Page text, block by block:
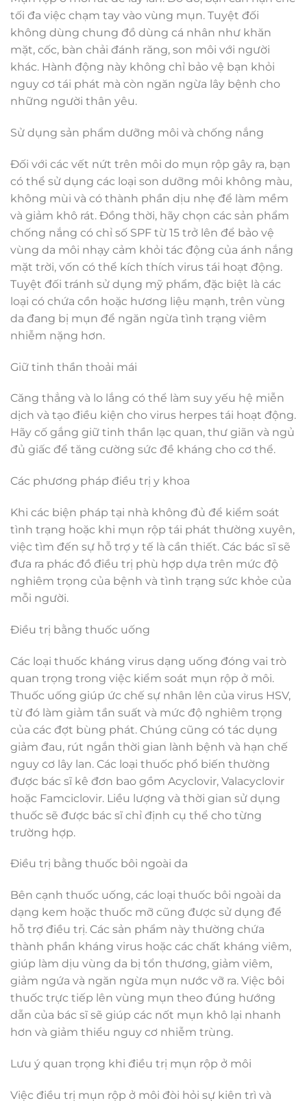
tối đa việc chạm tay vào vùng mụn. Tuyệt đối
không dùng chung đồ dùng cá nhân như khăn
mặt, cốc, bàn chải đánh răng, son môi với người
khác. Hành động này không chỉ bảo vệ bạn khỏi
nguy cơ tái phát mà còn ngăn ngừa lây bệnh cho
những người thân yêu.
Sử dụng sản phẩm dưỡng môi và chống nắng
Đối với các vết nứt trên môi do mụn rộp gây ra, bạn
có thể sử dụng các loại son dưỡng môi không màu,
không mùi và có thành phần dịu nhẹ để làm mềm
và giảm khô rát. Đồng thời, hãy chọn các sản phẩm
chống nắng có chỉ số SPF từ 15 trở lên để bảo vệ
vùng da môi nhạy cảm khỏi tác động của ánh nắng
mặt trời, vốn có thể kích thích virus tái hoạt động.
Tuyệt đối tránh sử dụng mỹ phẩm, đặc biệt là các
loại có chứa cồn hoặc hương liệu mạnh, trên vùng
da đang bị mụn để ngăn ngừa tình trạng viêm
nhiễm nặng hơn.
Giữ tinh thần thoải mái
Căng thẳng và lo lắng có thể làm suy yếu hệ miễn
dịch và tạo điều kiện cho virus herpes tái hoạt động.
Hãy cố gắng giữ tinh thần lạc quan, thư giãn và ngủ
đủ giấc để tăng cường sức đề kháng cho cơ thể.
Các phương pháp điều trị y khoa
Khi các biện pháp tại nhà không đủ để kiểm soát
tình trạng hoặc khi mụn rộp tái phát thường xuyên,
việc tìm đến sự hỗ trợ y tế là cần thiết. Các bác sĩ sẽ
đưa ra phác đồ điều trị phù hợp dựa trên mức độ
nghiêm trọng của bệnh và tình trạng sức khỏe của
mỗi người.
Điều trị bằng thuốc uống
Các loại thuốc kháng virus dạng uống đóng vai trò
quan trọng trong việc kiểm soát mụn rộp ở môi.
Thuốc uống giúp ức chế sự nhân lên của virus HSV,
từ đó làm giảm tần suất và mức độ nghiêm trọng
của các đợt bùng phát. Chúng cũng có tác dụng
giảm đau, rút ngắn thời gian lành bệnh và hạn chế
nguy cơ lây lan. Các loại thuốc phổ biến thường
được bác sĩ kê đơn bao gồm Acyclovir, Valacyclovir
hoặc Famciclovir. Liều lượng và thời gian sử dụng
thuốc sẽ được bác sĩ chỉ định cụ thể cho từng
trường hợp.
Điều trị bằng thuốc bôi ngoài da
Bên cạnh thuốc uống, các loại thuốc bôi ngoài da
dạng kem hoặc thuốc mỡ cũng được sử dụng để
hỗ trợ điều trị. Các sản phẩm này thường chứa
thành phần kháng virus hoặc các chất kháng viêm,
giúp làm dịu vùng da bị tổn thương, giảm viêm,
giảm ngứa và ngăn ngừa mụn nước vỡ ra. Việc bôi
thuốc trực tiếp lên vùng mụn theo đúng hướng
dẫn của bác sĩ sẽ giúp các nốt mụn khô lại nhanh
hơn và giảm thiểu nguy cơ nhiễm trùng.
Lưu ý quan trọng khi điều trị mụn rộp ở môi
Việc điều trị mụn rộp ở môi đòi hỏi sự kiên trì và